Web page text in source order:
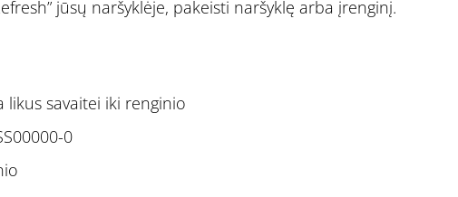
jūsų naršyklėje, pakeisti naršyklę arba įrenginį.
likus savaitei iki renginio
0